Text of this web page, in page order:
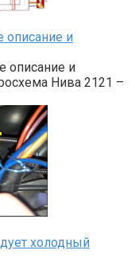
описание и
описание и
Нива 2121 –
холодный